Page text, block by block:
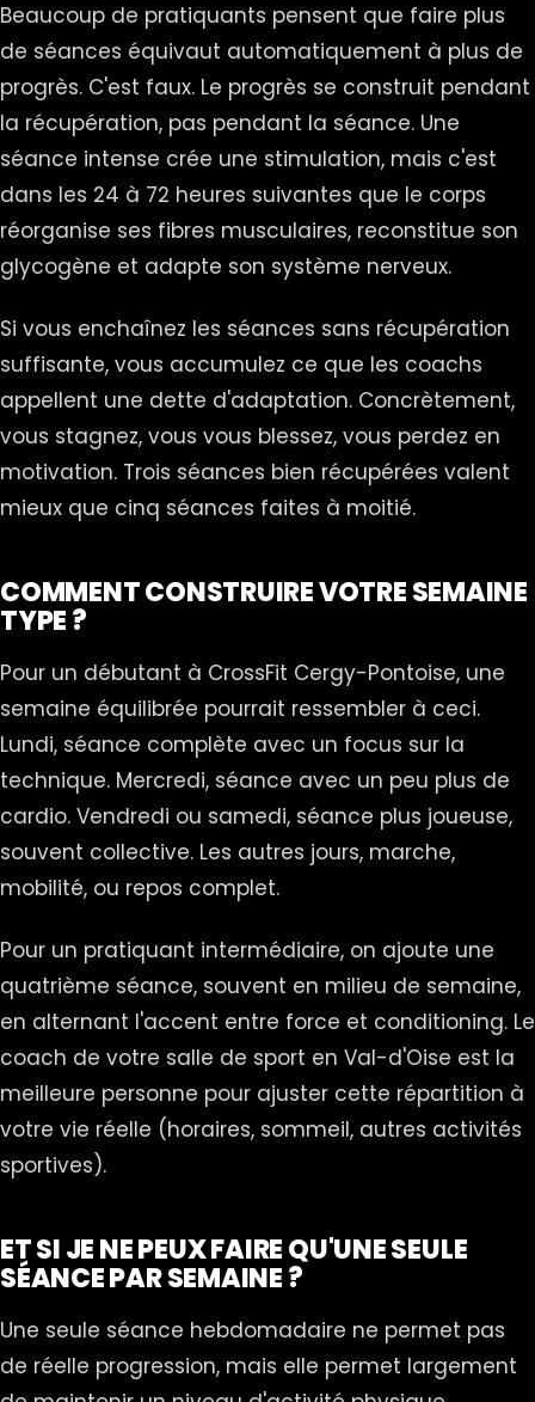
Beaucoup de pratiquants pensent que faire plus
de séances équivaut automatiquement à plus de
progrès. C'est faux. Le progrès se construit pendant
la récupération, pas pendant la séance. Une
séance intense crée une stimulation, mais c'est
dans les 24 à 72 heures suivantes que le corps
réorganise ses fibres musculaires, reconstitue son
glycogène et adapte son système nerveux.
Si vous enchaînez les séances sans récupération
suffisante, vous accumulez ce que les coachs
appellent une dette d'adaptation. Concrètement,
vous stagnez, vous vous blessez, vous perdez en
motivation. Trois séances bien récupérées valent
mieux que cinq séances faites à moitié.
COMMENT CONSTRUIRE VOTRE SEMAINE
TYPE ?
Pour un débutant à CrossFit Cergy-Pontoise, une
semaine équilibrée pourrait ressembler à ceci.
Lundi, séance complète avec un focus sur la
technique. Mercredi, séance avec un peu plus de
cardio. Vendredi ou samedi, séance plus joueuse,
souvent collective. Les autres jours, marche,
mobilité, ou repos complet.
Pour un pratiquant intermédiaire, on ajoute une
quatrième séance, souvent en milieu de semaine,
en alternant l'accent entre force et conditioning. Le
coach de votre salle de sport en Val-d'Oise est la
meilleure personne pour ajuster cette répartition à
votre vie réelle (horaires, sommeil, autres activités
sportives).
ET SI JE NE PEUX FAIRE QU'UNE SEULE
SÉANCE PAR SEMAINE ?
Une seule séance hebdomadaire ne permet pas
de réelle progression, mais elle permet largement